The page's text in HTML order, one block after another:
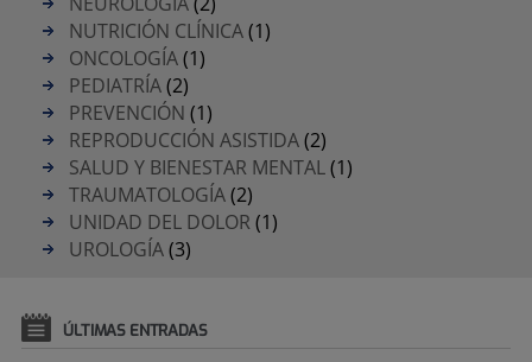
NUTRICIÓN CLÍNICA(1)
ONCOLOGÍA(1)
PEDIATRÍA(2)
PREVENCIÓN (1)
REPRODUCCIÓN ASISTIDA(2)
SALUD Y BIENESTAR MENTAL(1)
TRAUMATOLOGÍA(2)
UNIDAD DEL DOLOR(1)
UROLOGÍA(3)
ÚLTIMAS ENTRADAS